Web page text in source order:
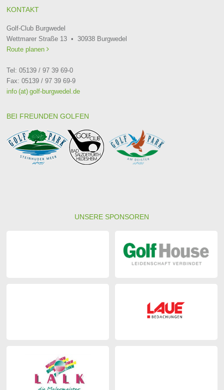
KONTAKT
Golf-Club Burgwedel
Wettmarer Straße 13 • 30938 Burgwedel
Route planen
Tel: 05139 / 97 39 69-0
Fax: 05139 / 97 39 69-9
info (at) golf-burgwedel.de
BEI FREUNDEN GOLFEN
UNSERE SPONSOREN